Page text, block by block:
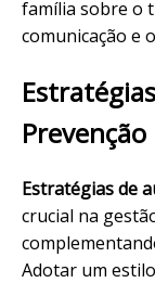
família sobre o
comunicação e
Prevenção
Estratégias de
crucial na
Adotar um